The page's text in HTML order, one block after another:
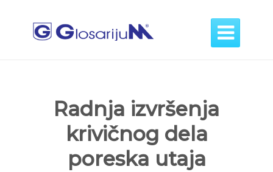

Radnja izvršenja
krivičnog dela
poreska utaja